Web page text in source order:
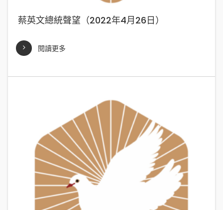
蔡英文總統聲望（2022年4月26日）
閱讀更多